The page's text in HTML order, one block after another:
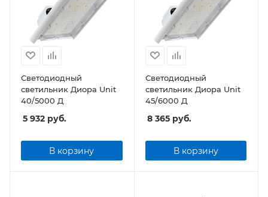
Светодиодный
светильник Диора Unit
40/5000 Д
5 932 руб.
В корзину
Светодиодный
светильник Диора Unit
45/6000 Д
8 365руб.
В корзину